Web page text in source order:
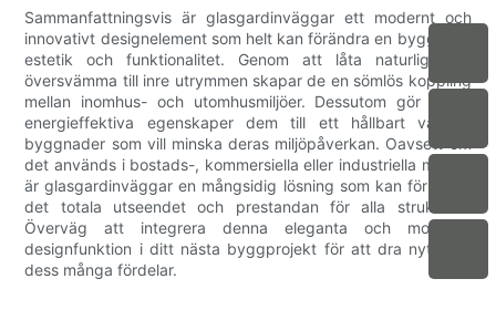
Sammanfattningsvis är glasgardinväggar ett modernt och
innovativt designelement som helt kan förändra en byggnads
estetik och funktionalitet. Genom att låta naturligt ljus
översvämma till inre utrymmen skapar de en sömlös koppling
mellan inomhus- och utomhusmiljöer. Dessutom gör deras
energieffektiva egenskaper dem till ett hållbart val för
byggnader som vill minska deras miljöpåverkan. Oavsett om
det används i bostads-, kommersiella eller industriella miljöer,
är glasgardinväggar en mångsidig lösning som kan förbättra
det totala utseendet och prestandan för alla strukturer.
Överväg att integrera denna eleganta och moderna
designfunktion i ditt nästa byggprojekt för att dra nytta av
dess många fördelar.